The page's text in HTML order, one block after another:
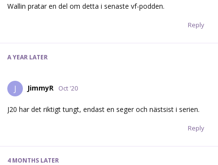
Wallin pratar en del om detta i senaste vf-podden.
Reply
A YEAR LATER
J JimmyR Oct '20
J20 har det riktigt tungt, endast en seger och nästsist i serien.
Reply
4 MONTHS LATER